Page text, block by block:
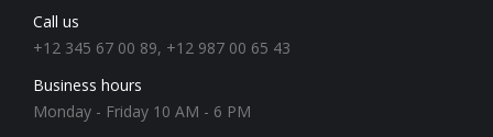
Call us
+12 345 67 00 89, +12 987 00 65 43
Business hours
Monday - Friday 10 AM - 6 PM